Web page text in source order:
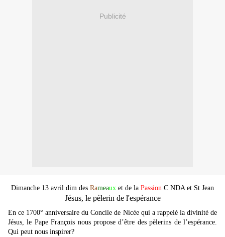
Publicité
Dimanche 13 avril dim des Rameaux et de la Passion C NDA et St Jean
Jésus, le pèlerin de l'espérance
En ce 1700° anniversaire du Concile de Nicée qui a rappelé la divinité de
Jésus, le Pape François nous propose d’être des pèlerins de l’espérance.
Qui peut nous inspirer?